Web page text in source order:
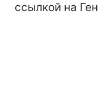
ссылкой на